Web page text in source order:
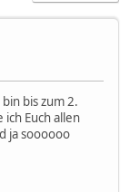
bis zum 2.
ich Euch allen
ja soooooo